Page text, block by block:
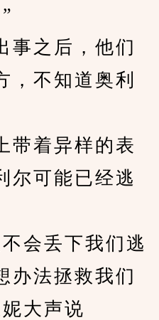
之后，他们
，不知道奥利
着异样的表
尔可能已经逃
会丢下我们逃
办法拯救我们
大声说